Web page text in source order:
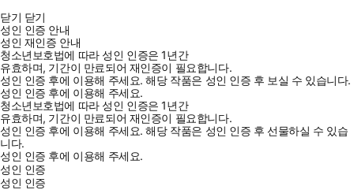
닫기 닫기
성인 인증 안내
성인 재인증 안내
청소년보호법에 따라 성인 인증은 1년간
유효하며, 기간이 만료되어 재인증이 필요합니다.
성인 인증 후에 이용해 주세요.해당 작품은 성인 인증 후 보실 수 있습니다.
성인 인증 후에 이용해 주세요.
청소년보호법에 따라 성인 인증은 1년간
유효하며, 기간이 만료되어 재인증이 필요합니다.
성인 인증 후에 이용해 주세요.해당 작품은 성인 인증 후 선물하실 수 있습
니다.
성인 인증 후에 이용해 주세요.
성인 인증
성인 인증